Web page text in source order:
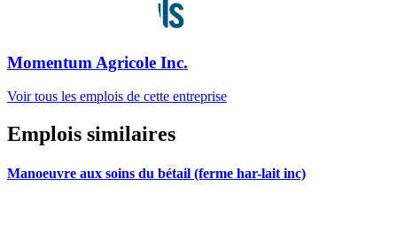
Momentum Agricole Inc.
Voir tous les emplois de cette entreprise
Emplois similaires
Manoeuvre aux soins du bétail (ferme har-lait inc)